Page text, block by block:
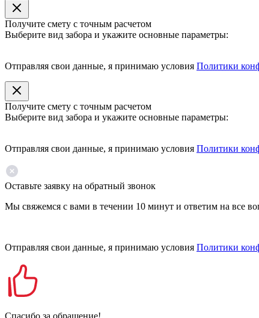
Получите смету с точным расчетом
Выберите вид забора и укажите основные параметры:
Отправляя свои данные, я принимаю условия Политики
Получите смету с точным расчетом
Выберите вид забора и укажите основные параметры:
Отправляя свои данные, я принимаю условия Политики
Оставьте заявку на обратный звонок
Мы свяжемся с вами в течении 10 минут и ответим на все
Отправляя свои данные, я принимаю условия Политики
Спасибо за обращение!